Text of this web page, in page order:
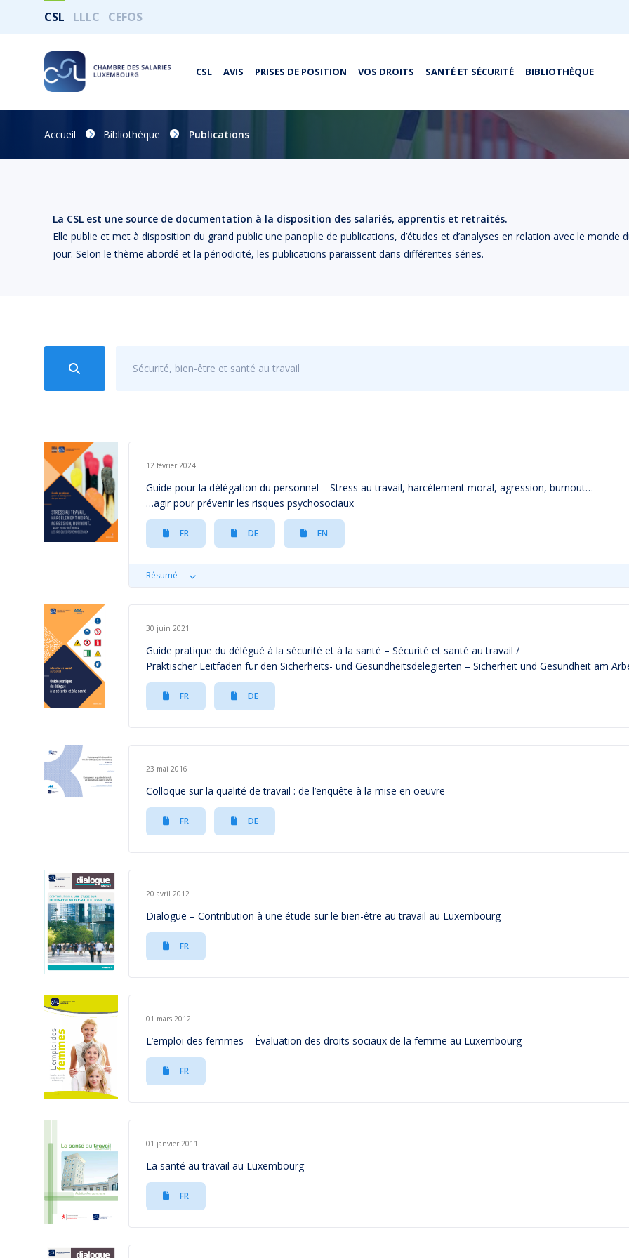
CSL LLLC CEFOS
CSL AVIS PRISES DE POSITION VOS DROITS SANTÉ ET SÉCURITÉ BIBLIOTHÈQUE
Accueil Bibliothèque Publications
La CSL est une source de documentation à la disposition des salariés, apprentis et retraités.
Elle publie et met à disposition du grand public une panoplie de publications, d’études et d’analyses en relation avec le
jour. Selon le thème abordé et la périodicité, les publications paraissent dans différentes séries.
Sécurité, bien-être et santé au travail
12 février 2024
Guide pour la délégation du personnel – Stress au travail, harcèlement moral, agression, burnout…
…agir pour prévenir les risques psychosociaux
FR DE EN
Résumé
30 juin 2021
Guide pratique du délégué à la sécurité et à la santé – Sécurité et santé au travail /
Praktischer Leitfaden für den Sicherheits- und Gesundheitsdelegierten – Sicherheit und Gesundheit am
FR DE
23 mai 2016
Colloque sur la qualité de travail : de l’enquête à la mise en oeuvre
FR DE
20 avril 2012
Dialogue – Contribution à une étude sur le bien-être au travail au Luxembourg
FR
01 mars 2012
L’emploi des femmes – Évaluation des droits sociaux de la femme au Luxembourg
FR
01 janvier 2011
La santé au travail au Luxembourg
FR